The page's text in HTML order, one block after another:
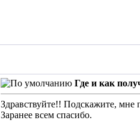
Где и как
Здравствуйте!! Подскажите, мне
Заранее всем спасибо.